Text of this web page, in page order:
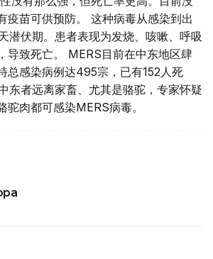
疫苗可供预防。 这种病毒从感染到出
潜伏期。患者表现为发烧、咳嗽、呼吸
导致死亡。 MERS目前在中东地区肆
总感染病例达495宗，已有152人死
东者远离家畜、尤其是骆驼，专家怀疑
驼肉都可感染MERS病毒。